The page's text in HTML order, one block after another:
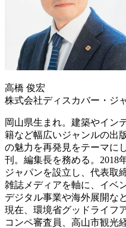
高橋 俊宏
株式会社ディスカバー・ジ
岡山県生まれ。建築やイン
籍など幅広いジャンルの出
の魅力を再発見をテーマに
刊。編集長を務める。2018
ジャパンを設立し、代表取
雑誌メディアを軸に、イベ
デジタル事業や海外展開な
現在、環境省グッドライフ
コンペ審査員、高山市観光